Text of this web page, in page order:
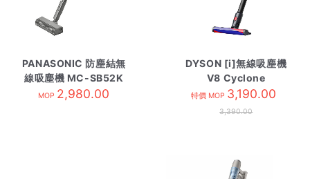
PANASONIC 防塵結無
線吸塵機 MC-SB52K
MOP 2,980.00
DYSON [i]無線吸塵機
V8 Cyclone
特價 MOP 3,190.00
3,390.00